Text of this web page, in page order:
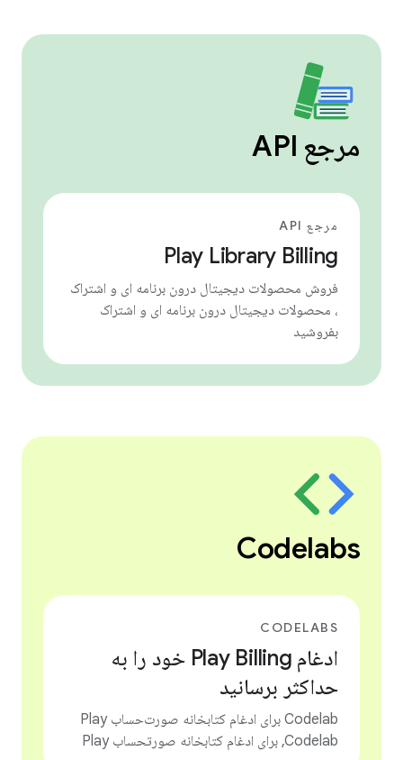
مرجع API
مرجع API
Play Library Billing
فروش محصولات دیجیتال درون برنامه ای و اشتراک
، محصولات دیجیتال درون برنامه ای و اشتراک
بفروشید
Codelabs
CODELABS
ادغام Play Billing خود را به
حداکثر برسانید
Codelab برای ادغام کتابخانه صورت‌حساب Play
,Codelab برای ادغام کتابخانه صورتحساب Play